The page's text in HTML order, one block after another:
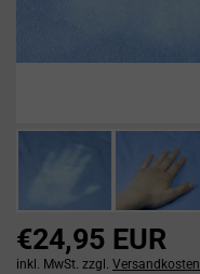
€24,95 EUR
inkl. MwSt. zzgl. Versandkosten